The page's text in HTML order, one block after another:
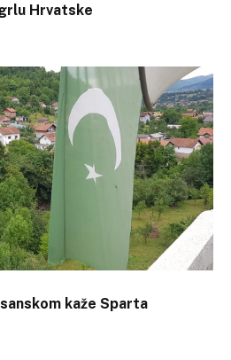
Hrvatske
kaže Sparta